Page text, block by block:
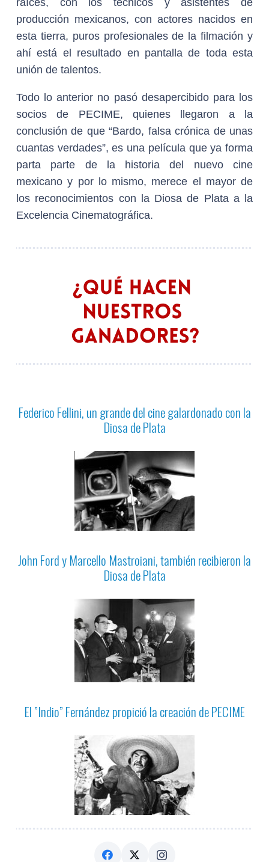
producción mexicanos, con actores nacidos en
esta tierra, puros profesionales de la filmación y
ahí está el resultado en pantalla de toda esta
unión de talentos.
Todo lo anterior no pasó desapercibido para los
socios de PECIME, quienes llegaron a la
conclusión de que “Bardo, falsa crónica de unas
cuantas verdades”, es una película que ya forma
parta parte de la historia del nuevo cine
mexicano y por lo mismo, merece el mayor de
los reconocimientos con la Diosa de Plata a la
Excelencia Cinematográfica.
Federico Fellini, un grande del cine galardonado con la
Diosa de Plata
John Ford y Marcello Mastroiani, también recibieron la
Diosa de Plata
El ”Indio” Fernández propició la creación de PECIME